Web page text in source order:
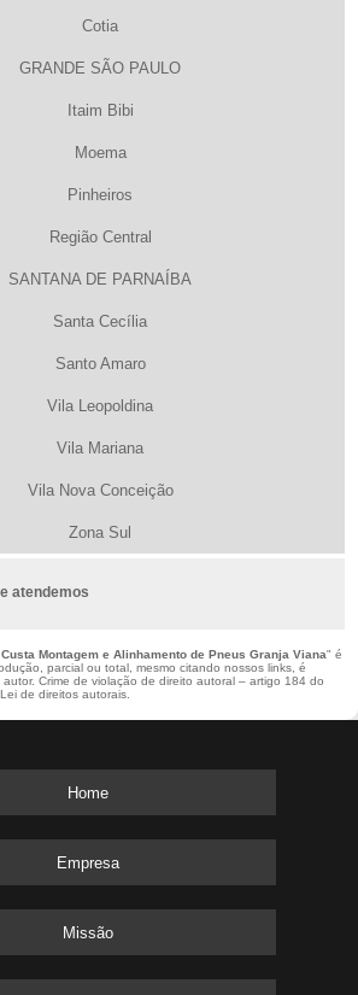
Cotia
GRANDE SÃO PAULO
Itaim Bibi
Moema
Pinheiros
Região Central
SANTANA DE PARNAÍBA
Santa Cecília
Santo Amaro
Vila Leopoldina
Vila Mariana
Vila Nova Conceição
Zona Sul
atendemos
Montagem e Alinhamento de Pneus Granja Viana" é
parcial ou total, mesmo citando nossos links, é
Crime de violação de direito autoral – artigo 184 do
de direitos autorais.
Home
Empresa
Missão